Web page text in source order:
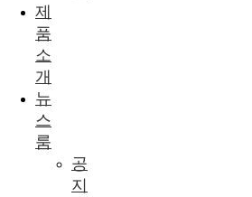
제
품
소
개
뉴
스
룸
공
지